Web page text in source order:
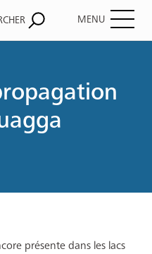
présente dans les lacs
MENU